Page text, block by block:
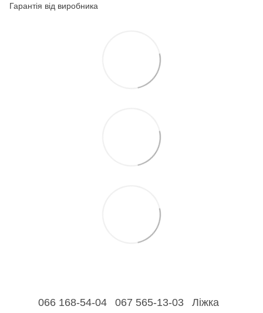
Гарантія від виробника
066 168-54-04 067 565-13-03 Ліжка